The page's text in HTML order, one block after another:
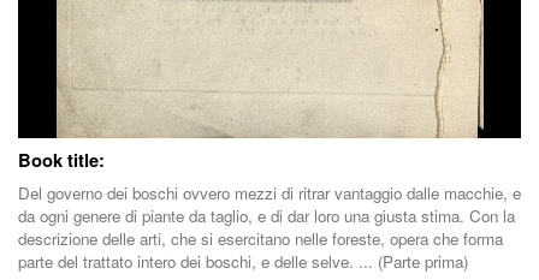
Book title:
Del governo dei boschi ovvero mezzi di ritrar vantaggio dalle macchie, e
da ogni genere di piante da taglio, e di dar loro una giusta stima. Con la
descrizione delle arti, che si esercitano nelle foreste, opera che forma
parte del trattato intero dei boschi, e delle selve. ... (Parte prima)